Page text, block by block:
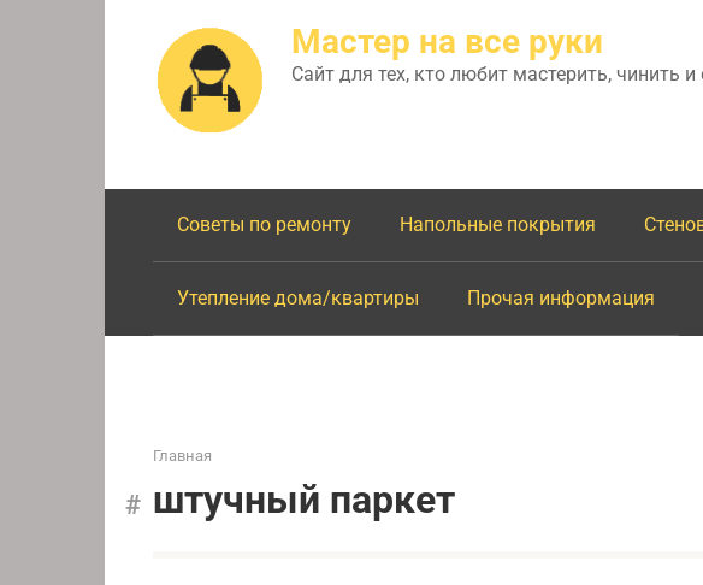
Мастер на все руки
Сайт для тех, кто любит мастерить, чинить
Советы по ремонту Напольные покрытия
Утепление дома/квартиры Прочая информация
Главная
штучный паркет